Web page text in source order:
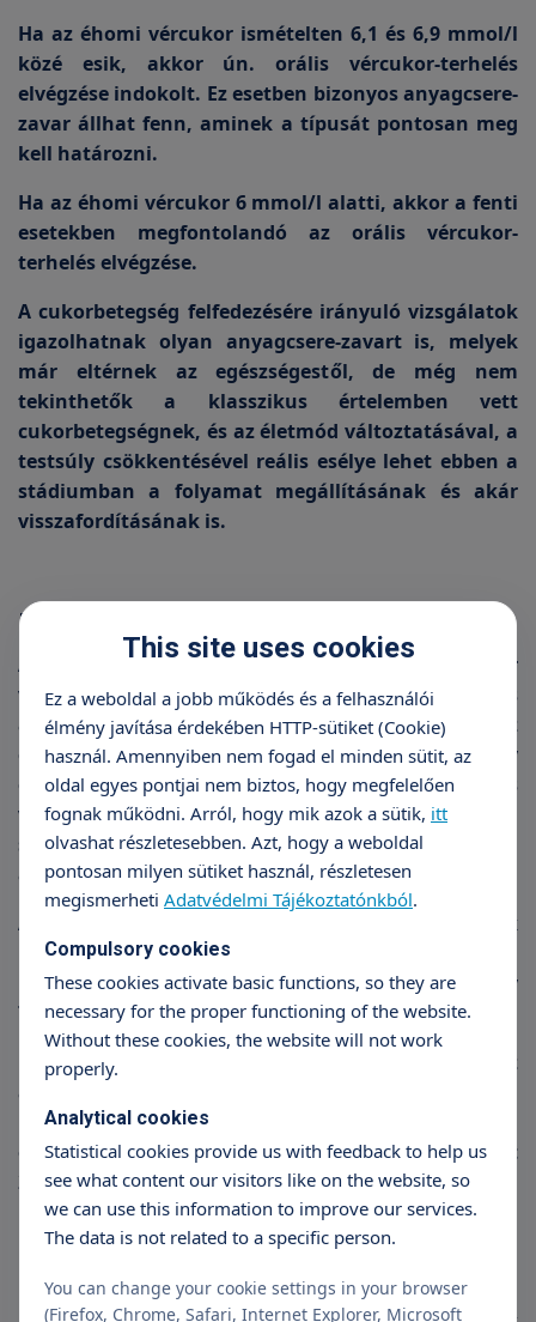
Ha az éhomi vércukor ismételten 6,1 és 6,9 mmol/l
közé esik, akkor ún. orális vércukor-terhelés
elvégzése indokolt. Ez esetben bizonyos anyagcsere-
zavar állhat fenn, aminek a típusát pontosan meg
kell határozni.
Ha az éhomi vércukor 6 mmol/l alatti, akkor a fenti
esetekben megfontolandó az orális vércukor-
terhelés elvégzése.
A cukorbetegség felfedezésére irányuló vizsgálatok
igazolhatnak olyan anyagcsere-zavart is, melyek
már eltérnek az egészségestől, de még nem
tekinthetők a klasszikus értelemben vett
cukorbetegségnek, és az életmód változtatásával, a
testsúly csökkentésével reális esélye lehet ebben a
stádiumban a folyamat megállításának és akár
visszafordításának is.
Kezelése
Az időben felfedezett szénhidrát-anyagcsere zavar
vagy a cukorbetegség jól kezelhető. Az életmód és
az étkezés előnyös változtatása mellett az
esetlegesen szükségessé váló gyógyszeres vagy
egyéb kezelések lehetővé teszik, hogy a jellegzetes
vesét érintő, idegrendszeri vagy szemészeti
szövődmények, ill. a felgyorsult érelmeszesedésből
adódó következmények kockázata csökkenjen.
A cukorbetegség (diabetes mellitus) korunk
népbetegsége. Magyarországon becslések szerint a
lakosság legalább 5-7%-át érinti. Ez azt jelenti, hogy
7-800 ezer ember érintett hazánkban.
Földünkön a cukorbetegek száma egyre nő, s míg az
általában fiatal korban kialakult ún. 1-es típusú,
inzulinfüggő cukorbetegek száma csak mérsékelten
emelkedik, addig a korábban időskorinak nevezett
2-es típusú cukorbetegek száma drámai mértékben
nőtt.
napjainkban már a gyerekkorban is gyakori a
This site uses cookies
Ez a weboldal a jobb működés és a felhasználói
élmény javítása érdekében HTTP-sütiket (Cookie)
használ. Amennyiben nem fogad el minden sütit, az
oldal egyes pontjai nem biztos, hogy megfelelően
fognak működni. Arról, hogy mik azok a sütik, itt
olvashat részletesebben. Azt, hogy a weboldal
pontosan milyen sütiket használ, részletesen
megismerheti Adatvédelmi Tájékoztatónkból.
Compulsory cookies
These cookies activate basic functions, so they are
necessary for the proper functioning of the website.
Without these cookies, the website will not work
properly.
Analytical cookies
Statistical cookies provide us with feedback to help us
see what content our visitors like on the website, so
we can use this information to improve our services.
The data is not related to a specific person.
You can change your cookie settings in your browser
(Firefox, Chrome, Safari, Internet Explorer, Microsoft